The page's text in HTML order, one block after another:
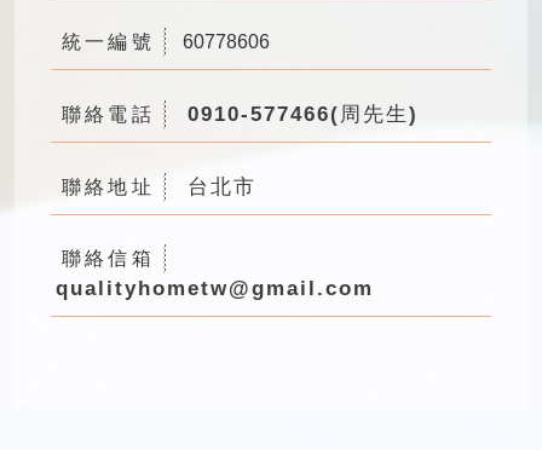
統一編號 60778606
聯絡電話 0910-577466(周先生)
聯絡地址 台北市
聯絡信箱
qualityhometw@gmail.com